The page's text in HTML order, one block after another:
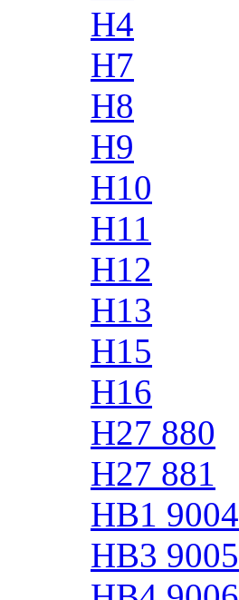
H4
H7
H8
H9
H10
H11
H12
H13
H15
H16
H27 880
H27 881
HB1 9004
HB3 9005